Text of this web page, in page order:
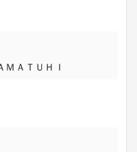
ＭＡＴＵＨＩ